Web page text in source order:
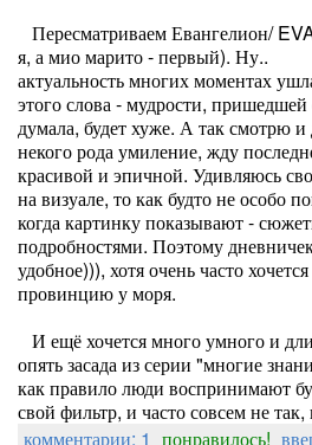
Пересматриваем Евангелион/
я, а мио марито - первый). Ну..
актуальность многих моментах
этого слова - мудрости,
думала, будет хуже. А так смотрю
некого рода умиление, жду
красивой и эпичной. Удивляюсь
на визуале, то как будто не особо
когда картинку показывают -
подробностями. Поэтому
удобное))), хотя очень часто
провинцию у моря.
И ещё хочется много умного и
опять засада из серии "многие
как правило люди воспринимают
свой фильтр, и часто совсем не так,
комментарии: 1 понравилось!